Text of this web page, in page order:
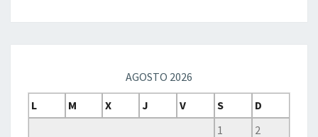
AGOSTO 2026
L
M X J V S
D
1
2